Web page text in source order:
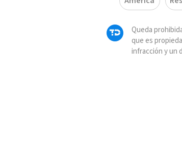
Queda
que es
infracción y un